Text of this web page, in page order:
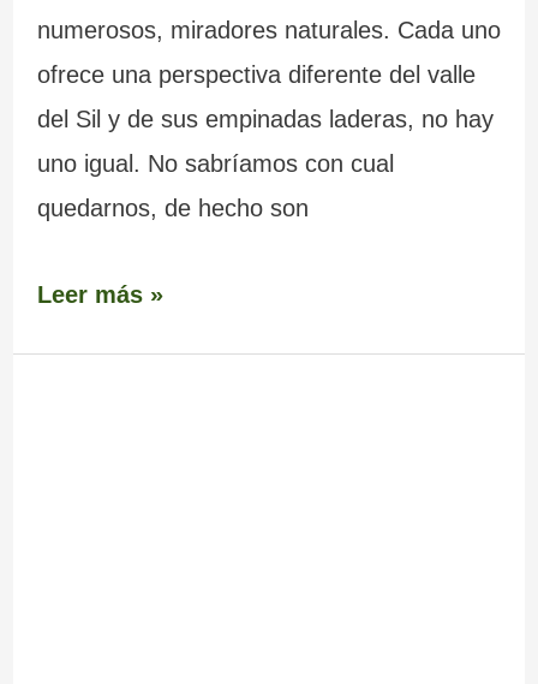
numerosos, miradores naturales. Cada uno
ofrece una perspectiva diferente del valle
del Sil y de sus empinadas laderas, no hay
uno igual. No sabríamos con cual
quedarnos, de hecho son
Leer más »